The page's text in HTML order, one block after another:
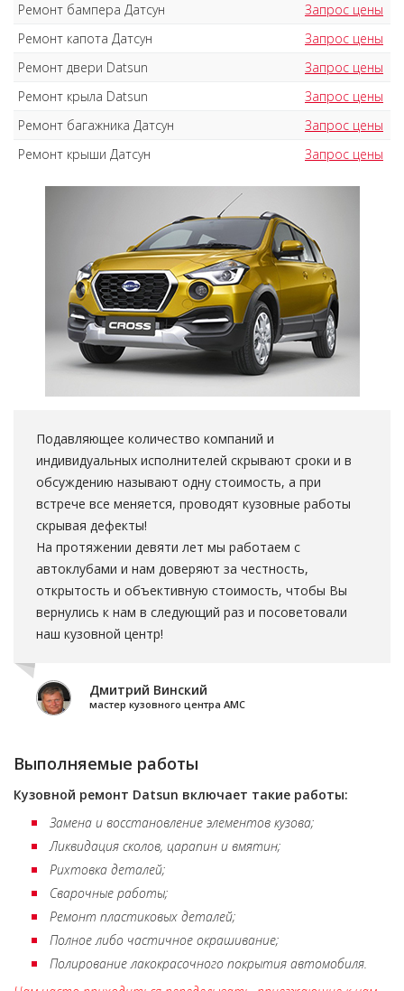
Ремонт бампера Датсун
Запрос цены
Ремонт капота Датсун
Запрос цены
Ремонт двери Datsun
Запрос цены
Ремонт крыла Datsun
Запрос цены
Ремонт багажника Датсун
Запрос цены
Ремонт крыши Датсун
Запрос цены
Подавляющее количество компаний и
индивидуальных исполнителей скрывают сроки и в
обсуждению называют одну стоимость, а при
встрече все меняется, проводят кузовные работы
скрывая дефекты!
На протяжении девяти лет мы работаем с
автоклубами и нам доверяют за честность,
открытость и объективную стоимость, чтобы Вы
вернулись к нам в следующий раз и посоветовали
наш кузовной центр!
Дмитрий Винский
мастер кузовного центра АМС
Выполняемые работы
Кузовной ремонт Datsun включает такие работы:
Замена и восстановление элементов кузова;
Ликвидация сколов, царапин и вмятин;
Рихтовка деталей;
Сварочные работы;
Ремонт пластиковых деталей;
Полное либо частичное окрашивание;
Полирование лакокрасочного покрытия автомобиля.